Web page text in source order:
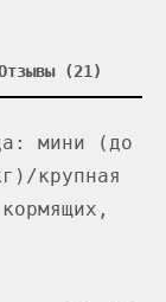
(21)
мини (до
крупная